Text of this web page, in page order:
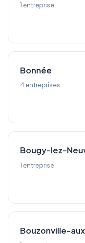
1 entreprise
Bonnée
4 entreprises
Bougy-lez-
1 entreprise
Bouzonville-